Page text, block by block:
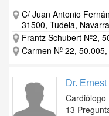
C/ Juan Antonio
31500, Tudela,
Frantz Schubert Nº2,
Carmen Nº 22,
Dr.
Cardiólogo
13